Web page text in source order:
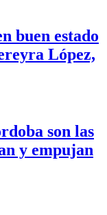
buen estado
López,
son las
y empujan